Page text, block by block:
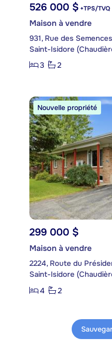
526 000 $ +TPS/TVQ
Maison à vendre
931, Rue des Semences
Saint-Isidore
3
2
Nouvelle propriété
299 000 $
Maison à vendre
2224, Route du
Saint-Isidore
4
2